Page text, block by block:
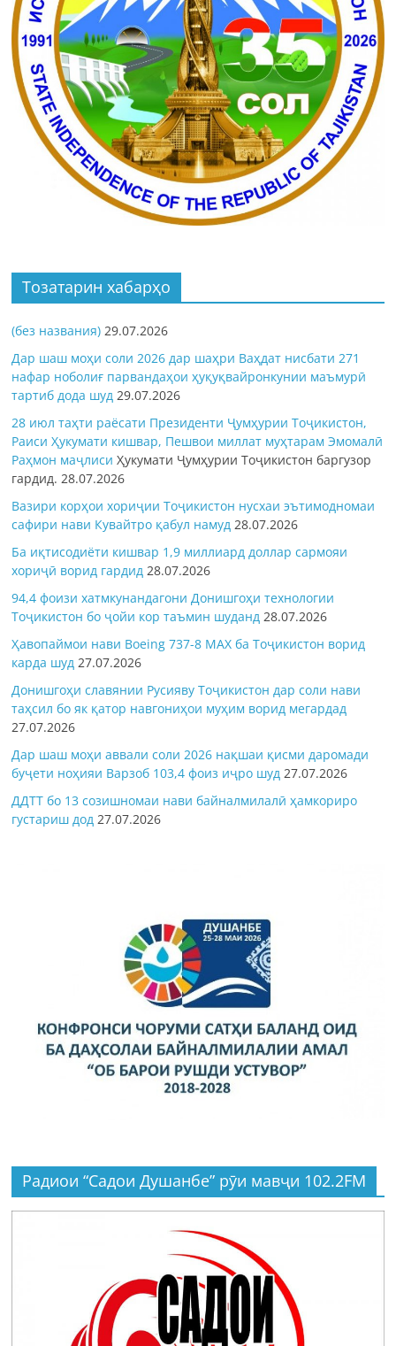
Тозатарин хабарҳо
(без названия) 29.07.2026
Дар шаш моҳи соли 2026 дар шаҳри Ваҳдат нисбати 271
нафар ноболиғ парвандаҳои ҳуқуқвайронкунии маъмурӣ
тартиб дода шуд 29.07.2026
28 июл таҳти раёсати Президенти Ҷумҳурии Тоҷикистон,
Раиси Ҳукумати кишвар, Пешвои миллат муҳтарам Эмомалӣ
Раҳмон маҷлисиҲукумати Ҷумҳурии Тоҷикистон баргузор
гардид.28.07.2026
Вазири корҳои хориҷии Тоҷикистон нусхаи эътимодномаи
сафири нави Кувайтро қабул намуд 28.07.2026
Ба иқтисодиёти кишвар 1,9 миллиард доллар сармояи
хориҷӣ ворид гардид 28.07.2026
94,4 фоизи хатмкунандагони Донишгоҳи технологии
Тоҷикистон бо ҷойи кор таъмин шуданд 28.07.2026
Ҳавопаймои нави Boeing 737-8 MAX ба Тоҷикистон ворид
карда шуд 27.07.2026
Донишгоҳи славянии Русияву Тоҷикистон дар соли нави
таҳсил бо як қатор навгониҳои муҳим ворид мегардад
27.07.2026
Дар шаш моҳи аввали соли 2026 нақшаи қисми даромади
буҷети ноҳияи Варзоб 103,4 фоиз иҷро шуд 27.07.2026
ДДТТ бо 13 созишномаи нави байналмилалӣ ҳамкориро
густариш дод 27.07.2026
Радиои “Садои Душанбе” рӯи мавҷи 102.2FM